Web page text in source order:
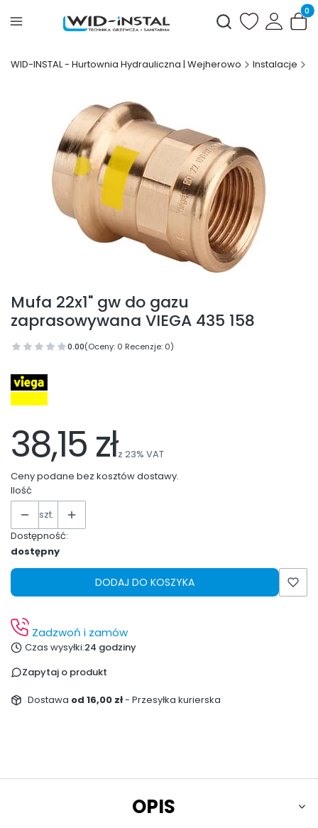
Otwórz
WID-INSTAL - Hurtownia Hydrauliczna | Wejherowo Instalacje
Mufa 22x1" gw do gazu
zaprasowywana VIEGA 435 158
0.00(Oceny: 0 Recenzje: 0)
38,15 złz 23% VAT
Ceny podane bez kosztów dostawy.
Ilość
szt.
Dostępność:
dostępny
DODAJ DO KOSZYKA
Zadzwoń i zamów
Czas wysyłki:24 godziny
Zapytaj o produkt
Dostawa od 16,00 zł- Przesyłka kurierska
OPIS